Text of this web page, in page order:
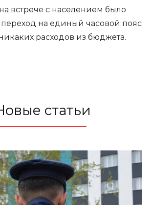
встрече с населением было
переход на единый часовой пояс
расходов из бюджета.
статьи